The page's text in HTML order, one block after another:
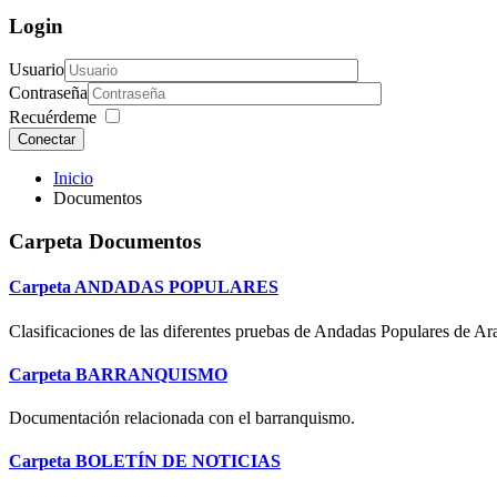
Login
Usuario
Contraseña
Recuérdeme
Conectar
Inicio
Documentos
Carpeta Documentos
CarpetaANDADAS POPULARES
Clasificaciones de las diferentes pruebas de Andadas Populares de
Carpeta BARRANQUISMO
Documentación relacionada con el barranquismo.
Carpeta BOLETÍN DE NOTICIAS